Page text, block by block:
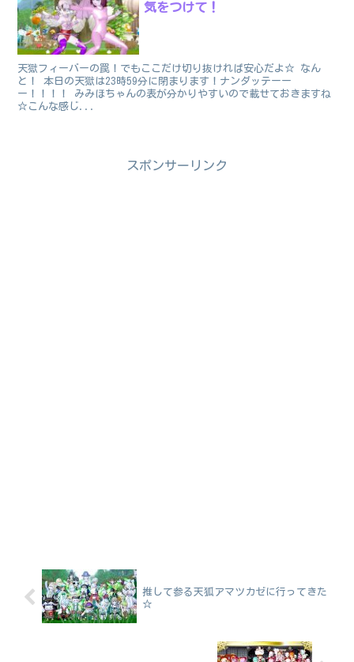
気をつけて！
天獄フィーバーの罠！でもここだけ切り抜ければ安心だよ☆ なん
と！ 本日の天獄は23時59分に閉まります！ナンダッテーー
ー！！！！ みみほちゃんの表が分かりやすいので載せておきますね
☆こんな感じ...
スポンサーリンク
推して参る天狐アマツカゼに行ってきた
☆